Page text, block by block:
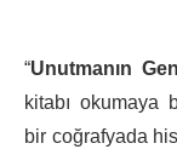
“Unutmanın
kitabı okumaya
bir coğrafyada